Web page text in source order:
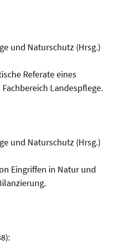
und Naturschutz (Hrsg.)
Referate eines
Landespflege.
und Naturschutz (Hrsg.)
Eingriffen in Natur und